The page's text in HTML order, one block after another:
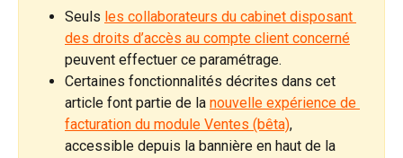
Seuls les collaborateurs du cabinet disposant
des droits d’accès au compte client concerné
peuvent effectuer ce paramétrage.
Certaines fonctionnalités décrites dans cet
article font partie de la nouvelle expérience de
facturation du module Ventes (bêta),
accessible depuis la bannière en haut de la